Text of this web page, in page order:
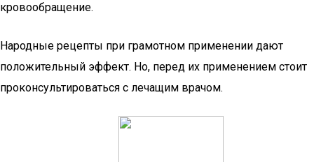
кровообращение.
Народные рецепты при грамотном применении дают
положительный эффект. Но, перед их применением стоит
проконсультироваться с лечащим врачом.